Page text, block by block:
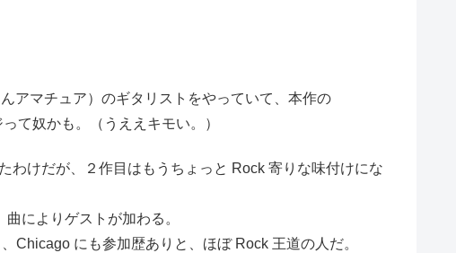
アマチュア）のギタリストをやっていて、本作の
て奴かも。（うええキモい。）
わけだが、２作目はもうちょっと Rock 寄りな味付けにな
によりゲストが加わる。
Chicago にも参加歴ありと、ほぼ Rock 王道の人だ。